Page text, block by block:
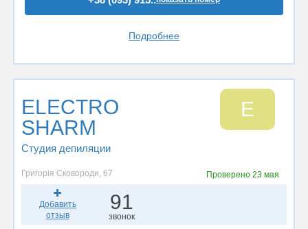
Подробнее
ELECTRO
SHARM
Студия депиляции
E
Григорія Сковороди, 67 Проверено 23 мая
Добавить
отзыв
91
звонок